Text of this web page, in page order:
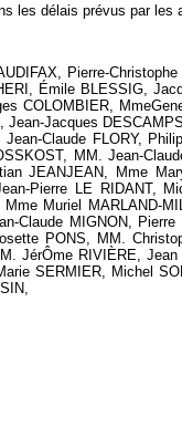
les délais prévus par les
Pierre-
Émile BLESSIG,
COLOMBIER,
Jean-Jacques
Claude FLORY,
MM. Jean-
JEANJEAN, Mme
Pierre LE RIDANT,
Muriel MARLAND-
Claude MIGNON,
PONS, MM.
JérÔme RIVIÈRE,
SERMIER, Michel